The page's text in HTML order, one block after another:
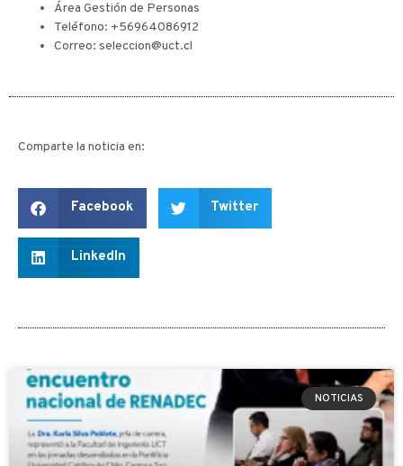
Área Gestión de Personas
Teléfono: +56964086912
Correo: seleccion@uct.cl
Comparte la noticia en:
Facebook Twitter
LinkedIn
NOTICIAS